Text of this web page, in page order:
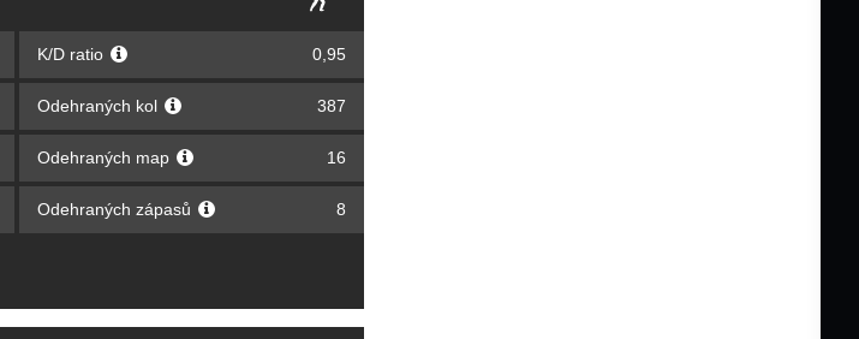
K/D ratio 0,95
Odehraných kol 387
Odehraných map 16
Odehraných zápasů 8